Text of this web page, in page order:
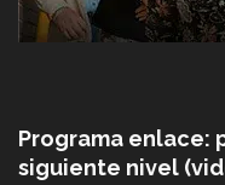
Programa enlace:
siguiente nivel